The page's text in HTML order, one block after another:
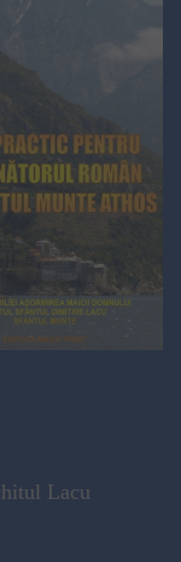
Lacu